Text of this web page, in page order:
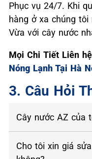
Phục vụ 24/7. Khi
hàng ở xa chúng tôi
Vừa với cây nước
Mọi Chi Tiết Liên
Nóng Lạnh Tại Hà
3. Câu Hỏi
Cây nước AZ của
Cho tôi xin giá